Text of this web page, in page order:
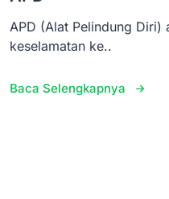
APD (Alat Pelindung Diri)
keselamatan ke..
Baca Selengkapnya